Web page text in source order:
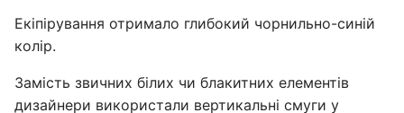
Екіпірування отримало глибокий чорнильно-синій
колір.
Замість звичних білих чи блакитних елементів
дизайнери використали вертикальні смуги у